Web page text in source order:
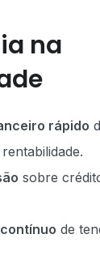
na
rápido
sobre
de